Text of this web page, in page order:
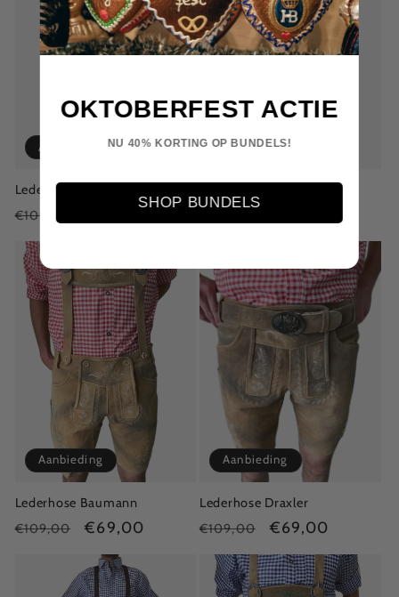
Aanbieding
Lederhose Meyer
Normale
€109,00
Aanbieding
Lederhose Anderbrügge
Normale
Aanbieding
Lederhose Baumann
Normale
€109,00 Aanbiedingsprijs
€69,00
Aanbieding
Lederhose Draxler
Normale
€109,00 Aanbiedingsprijs
€69,00
OKTOBERFEST ACTIE
NU 40% KORTING OP BUNDELS!
SHOP BUNDELS